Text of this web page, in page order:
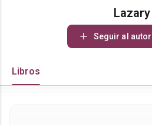
Lazary
Seguir al autor
Libros